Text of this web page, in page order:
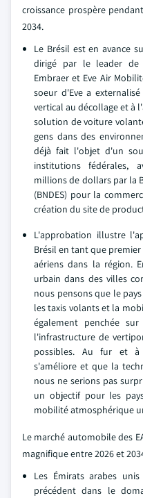
croissance prospère
2034.
Le Brésil est en avance
dirigé par le leader de
Embraer et Eve Air
soeur d'Eve a
vertical au décollage et à
solution de voiture
gens dans des
déjà fait l'objet d'un
institutions fédérales,
millions de dollars par la
(BNDES) pour la
création du site de
L'approbation illustre
Brésil en tant que
aériens dans la région.
urbain dans des villes
nous pensons que le
les taxis volants et la
également penchée
l'infrastructure de
possibles. Au fur et à
s'améliore et que la
nous ne serions pas
un objectif pour les
mobilité atmosphérique
Le marché automobile des
magnifique entre 2026 et
Les Émirats arabes
précédent dans le